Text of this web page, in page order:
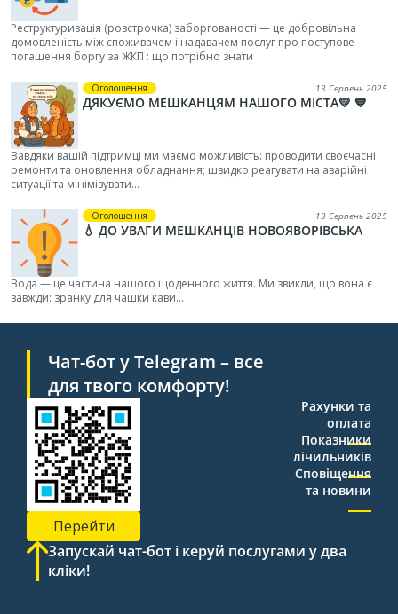
Реструктуризація (розстрочка) заборгованості — це добровільна
домовленість між споживачем і надавачем послуг про поступове
погашення боргу за ЖКП : що потрібно знати
Оголошення 13 Серпень 2025
ДЯКУЄМО МЕШКАНЦЯМ НАШОГО МІСТА💛 💙
Завдяки вашій підтримці ми маємо можливість: проводити своєчасні
ремонти та оновлення обладнання; швидко реагувати на аварійні
ситуації та мінімізувати...
Оголошення 13 Серпень 2025
💧 ДО УВАГИ МЕШКАНЦІВ НОВОЯВОРІВСЬКА
Вода — це частина нашого щоденного життя. Ми звикли, що вона є
завжди: зранку для чашки кави...
Чат-бот у Telegram – все
для твого комфорту!
Перейти
Рахунки та
оплата
Показники
лічильників
Сповіщення
та новини
Запускай чат-бот і керуй послугами у два
кліки!